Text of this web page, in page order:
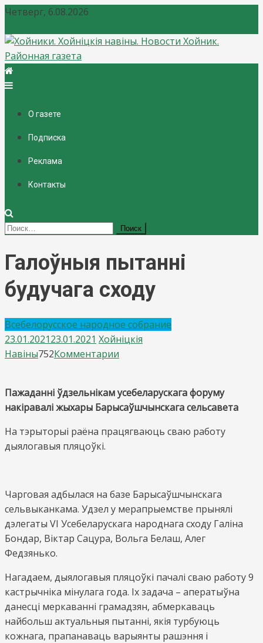
Четверг, 6.08.2026
Хойники. Хойнiцкiя навiны. Новости Хойник. Районная
О газете
Подписка
Реклама
Контакты
Найти:
Галоўныя пытанні
будучага сходу
Всебелорусское народное собрание
23.01.202123.01.2021 Хойнiцкiя
Навiны752Комментарии
будучага
сходу
Пажаданні ўдзельнікам усебеларускага форуму
накіравалі жыхары Барысаўшчынскага сельсавета
На тэрыторыі раёна працягваюць сваю работу
дыялогавыя пляцоўкі.
Чарговая адбылася на базе Барысаўшчынскага
сельвыканкама. Удзел у мерапрыемстве прынялі
дэлегаты VІ Усебеларускага народнага сходу Галіна
Бондар, Віктар Сацура, Вольга Белаш, Алег
Федзянько.
Нагадаем, дыялогавыя пляцоўкі пачалі сваю работу 9
кастрычніка мінулага года. Іх задача – аператыўна
данесці меркаванні грамадзян, абмеркаваць
найбольш актуальныя пытанні, якія турбуюць
кожнага, прапанаваць варыянты рашэння і